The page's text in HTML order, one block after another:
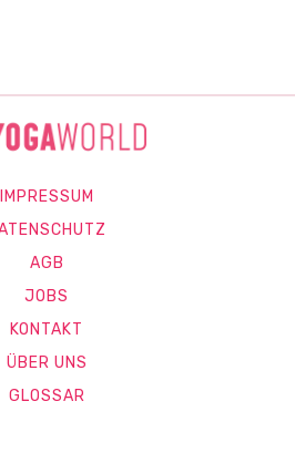
IMPRESSUM
AGB
JOBS
KONTAKT
ÜBER UNS
GLOSSAR